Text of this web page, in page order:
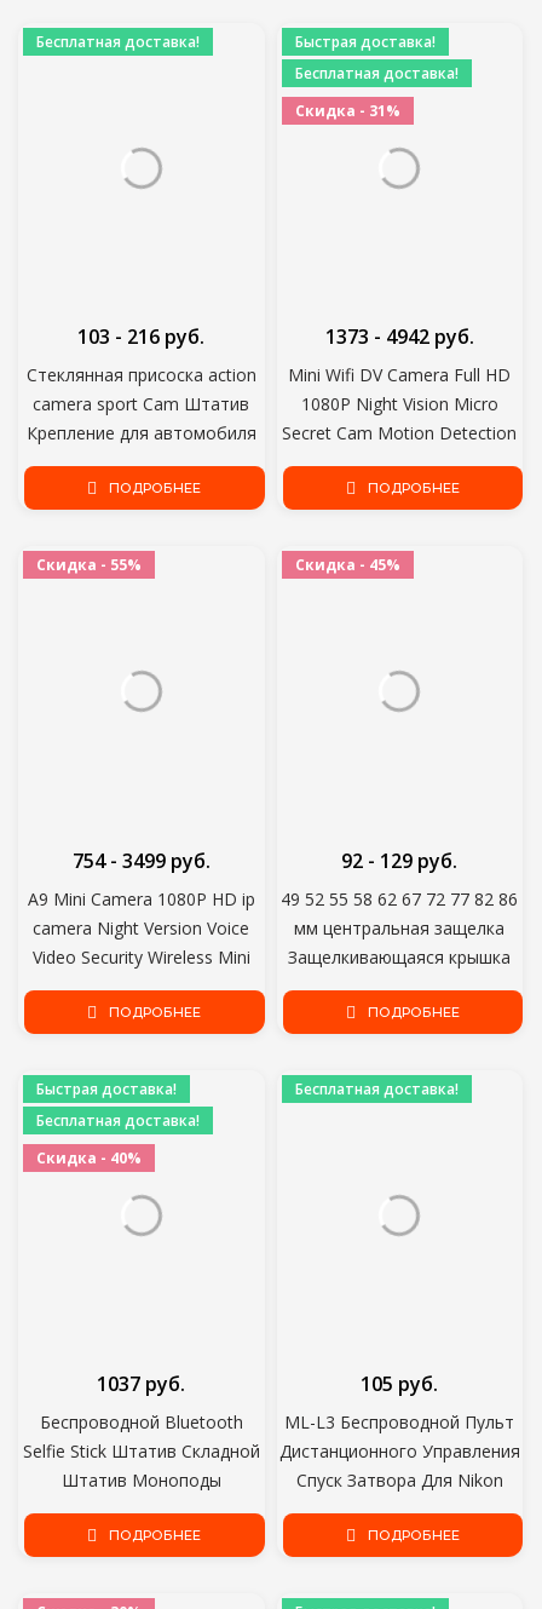
Бесплатная доставка!
Стеклянная присоска action
camera sport Cam Штатив
Крепление для автомобиля
рекордер подставка
Кронштейн для gopro hero8 7
103 - 216 руб.
ПОДРОБНЕЕ
Быстрая доставка!
Бесплатная доставка!
Скидка - 31%
Mini Wifi DV Camera Full HD
1080P Night Vision Micro
Secret Cam Motion Detection
Video Voice Recorder
Surveillance Camcorder
1373 - 4942 руб.
ПОДРОБНЕЕ
Скидка - 55%
A9 Mini Camera 1080P HD ip
camera Night Version Voice
Video Security Wireless Mini
Camcorders камеры
видеонаблюдения wifi
754 - 3499 руб.
ПОДРОБНЕЕ
Скидка - 45%
49 52 55 58 62 67 72 77 82 86
мм центральная защелка
Защелкивающаяся крышка
крышка объектива для
объектива canon/nikon
92 - 129 руб.
ПОДРОБНЕЕ
Быстрая доставка!
Бесплатная доставка!
Скидка - 40%
Беспроводной Bluetooth
Selfie Stick Штатив Складной
Штатив Моноподы
Универсальный для
смартфонов для Gopro
1037 руб.
ПОДРОБНЕЕ
Бесплатная доставка!
ML-L3 Беспроводной Пульт
Дистанционного Управления
Спуск Затвора Для Nikon
D3200/D3300/D3400/D5100/D5300/D5500/D600/D610/D7000/D7100/D750/D800/D90
105 руб.
ПОДРОБНЕЕ